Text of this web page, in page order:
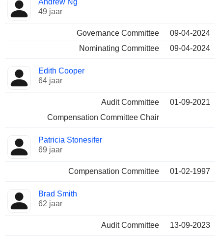
Andrew Ng
49 jaar
Governance Committee
09-04-2024
Nominating Committee
09-04-2024
Edith Cooper
64 jaar
Audit Committee
01-09-2021
Compensation Committee Chair
Patricia Stonesifer
69 jaar
Compensation Committee 01-02-1997
Brad Smith
62 jaar
Audit Committee 13-09-2023